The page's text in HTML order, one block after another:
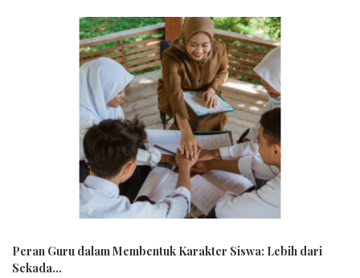
Peran Guru dalam Membentuk Karakter Siswa: Lebih dari
Sekada...